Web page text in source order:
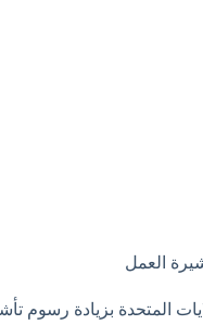
العمل